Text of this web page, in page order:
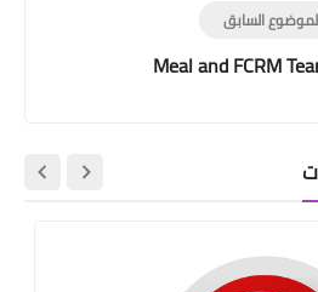
السابق
Meal and FCRM